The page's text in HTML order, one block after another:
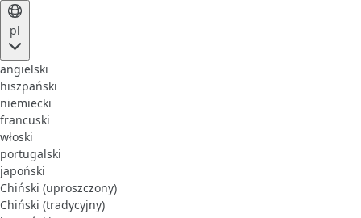
pl
angielski
hiszpański
niemiecki
francuski
włoski
portugalski
japoński
Chiński (uproszczony)
Chiński (tradycyjny)